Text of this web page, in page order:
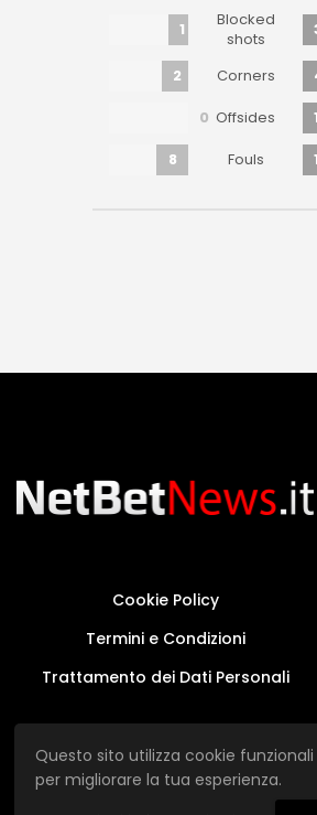
Questo sito utilizza cookie
per migliorare la tua esperienza.
1
Blocked
shots
2 Corners
0 Offsides
8
Fouls
Cookie Policy
Termini e Condizioni
Trattamento dei Dati Personali
Questo sito non rappresenta una testata
giornalistica in quanto viene aggiornato senza
alcuna periodicità.